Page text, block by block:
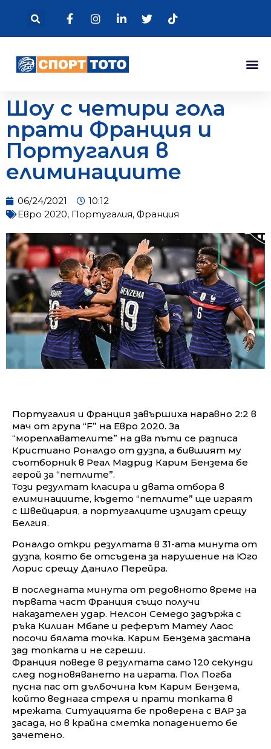
Шоу с четири гола
прати Франция и
Португалия в
елиминациите
06/24/2021
10:12
Евро 2020, Португалия, Франция
Португалия и Франция завършиха наравно 2:2 в
мач от група “F” на Евро 2020. За
“мореплавателите” на два пъти се разписа
Кристиано Роналдо от дузпа, а бившият му
съотборник в Реал Мадрид Карим Бензема бе
герой за “петлите”.
Този резултат класира и двата отбора в
елиминациите, където “петлите” ще играят
с Швейцария, а португалците излизат срещу
Белгия.
Роналдо откри резултата в 31-ата минута от
дузпа, която бе отсъдена за нарушение на Юго
Лорис срещу Данило Перейра.
В последната минута от редовното време на
първата част Франция също получи
наказателен удар. Нелсон Семедо задържа с
ръка Килиан Мбапе и реферът Матеу Лаос
посочи бялата точка. Карим Бензема застана
зад топката и не сгреши.
Франция поведе в резултата само 120 секунди
след подновяването на играта. Пол Погба
пусна пас от дълбочина към Карим Бензема,
който веднага стреля и прати топката в
мрежата. Ситуацията бе проверена с ВАР за
засада, но в крайна сметка попадението бе
зачетено.